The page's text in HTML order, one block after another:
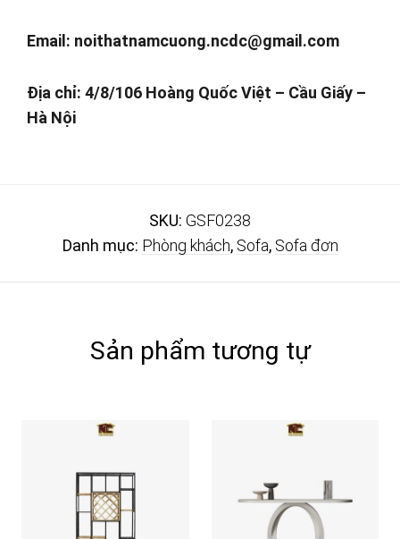
Email: noithatnamcuong.ncdc@gmail.com
Địa chỉ: 4/8/106 Hoàng Quốc Việt – Cầu Giấy –
Hà Nội
SKU: GSF0238
Danh mục: Phòng khách, Sofa, Sofa đơn
Sản phẩm tương tự